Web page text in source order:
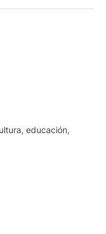
educación,